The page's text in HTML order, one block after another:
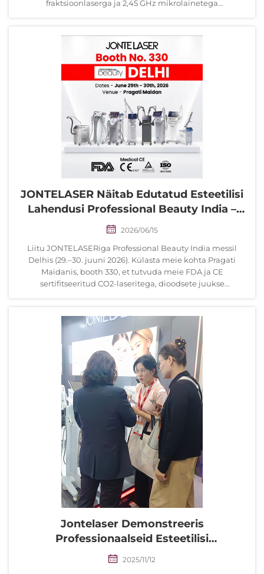
fraktsioonlaserga ja 2,45 GHz mikrolainetega
saavutada ülitäpsemad kliinilised tulemused.
JONTELASER Näitab Edutatud Esteetilisi
Lahendusi Professional Beauty India –
Delhi 2026 Messil | Booth 330
2026/06/15
Liitu JONTELASERiga Professional Beauty India messil
Delhis (29.–30. juuni 2026). Külasta meie kohta Pragati
Maidanis, booth 330, et tutvuda meie FDA ja CE
sertifitseeritud CO2-laseritega, dioodsete juukse
Jontelaser Demonstreeris
Professionaalseid Esteetilisi
Tehnoloogiaid ASIA HONG KONG 2025
Näitusel
2025/11/12